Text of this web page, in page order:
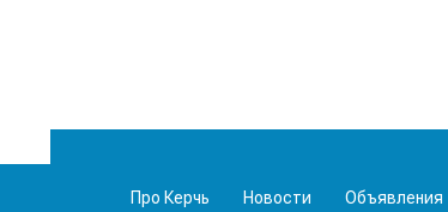
Про Керчь Новости Объявления